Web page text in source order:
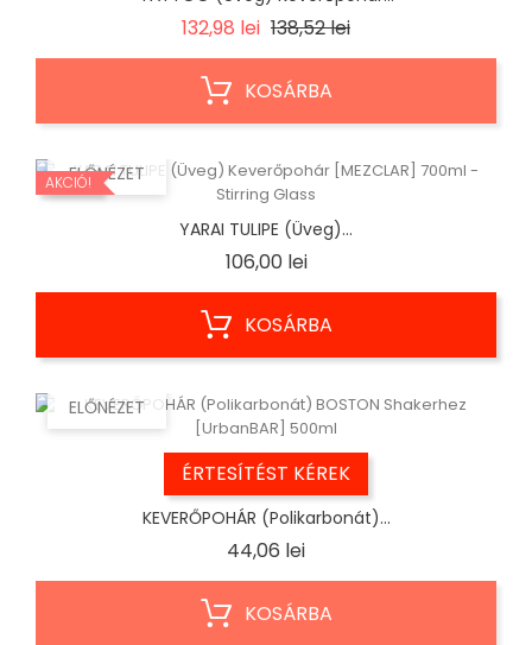
132,98 lei Regular
138,52 leiÁr
KOSÁRBA
ELŐNÉZET
AKCIÓ!
YARAI TULIPE (Üveg)...
106,00 leiÁr
KOSÁRBA
ELŐNÉZET
ÉRTESÍTÉST KÉREK
KEVERŐPOHÁR (Polikarbonát)...
44,06 leiÁr
KOSÁRBA